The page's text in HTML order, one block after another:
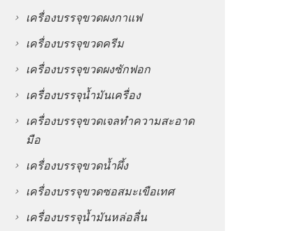
เครื่องบรรจุขวดผงกาแฟ
เครื่องบรรจุขวดครีม
เครื่องบรรจุขวดผงซักฟอก
เครื่องบรรจุน้ำมันเครื่อง
เครื่องบรรจุขวดเจลทำความสะอาด
มือ
เครื่องบรรจุขวดน้ำผึ้ง
เครื่องบรรจุขวดซอสมะเขือเทศ
เครื่องบรรจุน้ำมันหล่อลื่น